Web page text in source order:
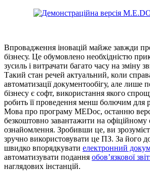
Впровадження іновацій майже завжди
бізнесу. Це обумовлено необхідністю
зусиль і витрачати багато часу на зміну
Такий стан речей актуальний, коли
автоматизації документообігу, але лише
бізнесу є софт, використання якого
робить її проведення менш болючим для
Мова про програму MEDoc, останню
безкоштовно завантажити на офіційному
ознайомлення. Зробивши це, ви
зручно використовувати це ПЗ. За його
швидко впорядкувати електронний
автоматизувати подання обов’язкової
наглядових інстанцій.